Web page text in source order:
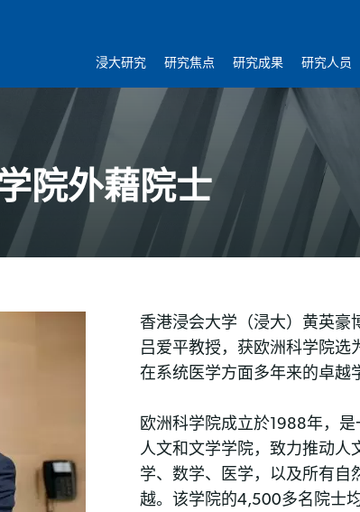
浸大研究 研究焦点 研究成果 研究人员
院外藉院士
香港浸会大学（浸大）黄英豪
吕爱平教授，获欧洲科学院
在系统医学方面多年来的卓越
欧洲科学院成立於1988年，是
人文和文学学院，致力推动人
学、数学、医学，以及所有自
越。该学院的4,500多名院士